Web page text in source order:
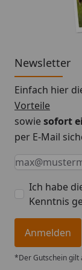
handelt es
können
Newsletter
Einfach hier
Vorteile
sowiesofort
per E-Mail
Keine
Eingabe
E-Mail *
Ich habe
Kenntnis
Anmelden
*Der Gutschein gilt